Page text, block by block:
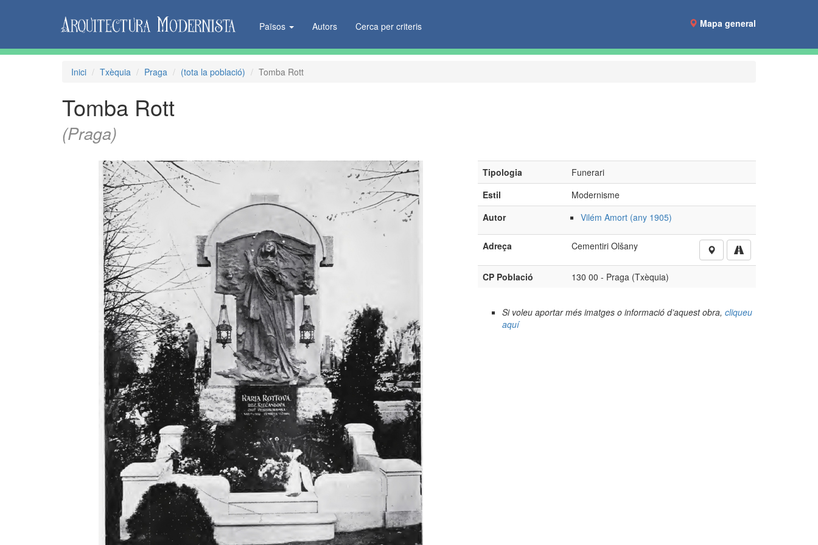
Països Autors Cerca per criteris Mapa general
Inici Txèquia Praga (tota la població) Tomba Rott
Tomba Rott
(Praga)
Tipologia
Funerari
Estil
Modernisme
Autor
Vilém Amort (any 1905)
Adreça Cementiri Olšany
CP Població 130 00 - Praga (Txèquia)
Si voleu aportar més imatges o informació d’aquest obra, cliqueu
aquí